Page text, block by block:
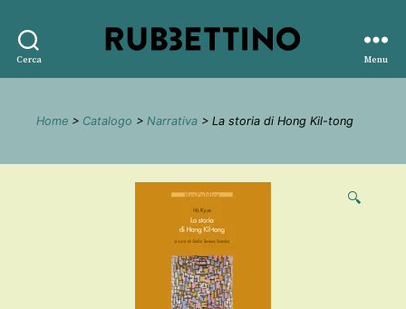
Cerca
editore
Menu
Home > Catalogo > Narrativa > La storia di Hong Kil-tong
🔍